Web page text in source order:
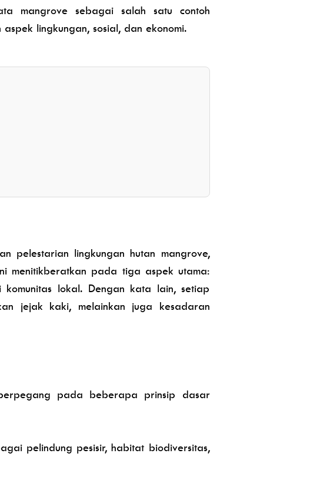
mangrove sebagai salah satu contoh
lingkungan, sosial, dan ekonomi.
pelestarian lingkungan hutan mangrove,
menitikberatkan pada tiga aspek utama:
komunitas lokal. Dengan kata lain, setiap
jejak kaki, melainkan juga kesadaran
pada beberapa prinsip dasar
pelindung pesisir, habitat biodiversitas,